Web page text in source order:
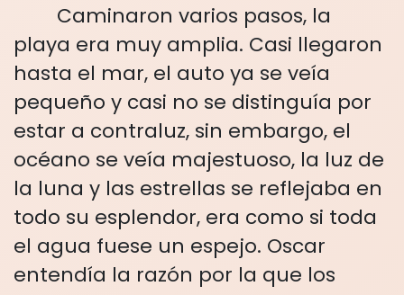
Caminaron varios pasos, la
playa era muy amplia. Casi llegaron
hasta el mar, el auto ya se veía
pequeño y casi no se distinguía por
estar a contraluz, sin embargo, el
océano se veía majestuoso, la luz de
la luna y las estrellas se reflejaba en
todo su esplendor, era como si toda
el agua fuese un espejo. Oscar
entendía la razón por la que los